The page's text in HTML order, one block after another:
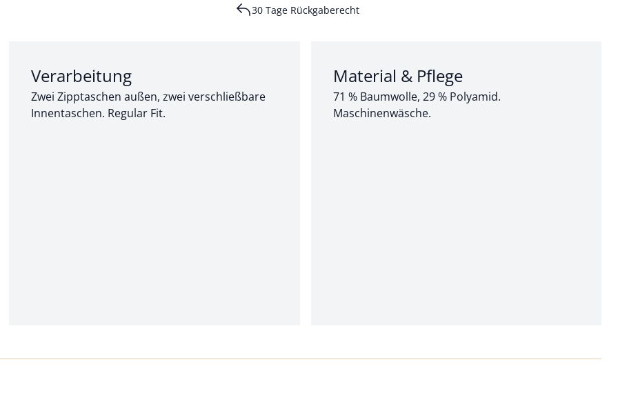
30 Tage Rückgaberecht
Abschnitt 2 von 3:
Verarbeitung
Zwei Zipptaschen außen, zwei verschließbare
Innentaschen. Regular Fit.
Abschnitt 3 von 3:
Material & Pflege
71 % Baumwolle, 29 % Polyamid.
Maschinenwäsche.